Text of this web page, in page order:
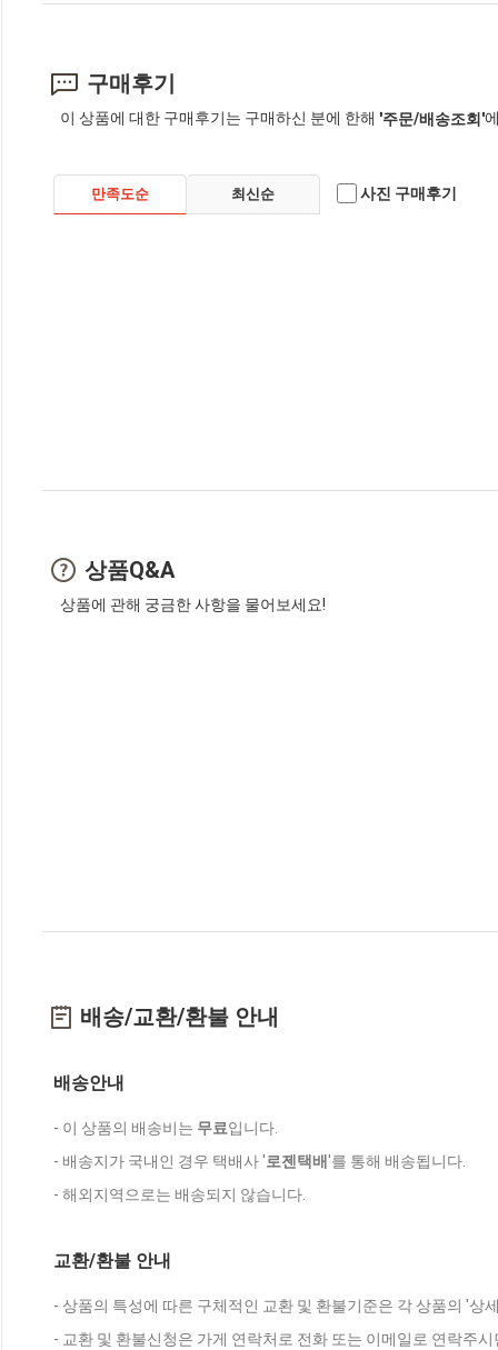
구매후기
이 상품에 대한 구매후기는 구매하신 분에 한해 '주문/배송조회'
만족도순 최신순 사진 구매후기
상품Q&A
상품에 관해 궁금한 사항을 물어보세요!
배송/교환/환불 안내
배송안내
- 이 상품의 배송비는 무료입니다.
- 배송지가 국내인 경우 택배사 '로젠택배'를 통해 배송됩니다.
- 해외지역으로는 배송되지 않습니다.
교환/환불 안내
- 상품의 특성에 따른 구체적인 교환 및 환불기준은 각 상품의 '상
- 교환 및 환불신청은 가게 연락처로 전화 또는 이메일로 연락주